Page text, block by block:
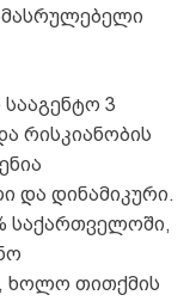
3
რისკიანობის
და დინამიკური.
საქართველოში,
ხოლო თითქმის